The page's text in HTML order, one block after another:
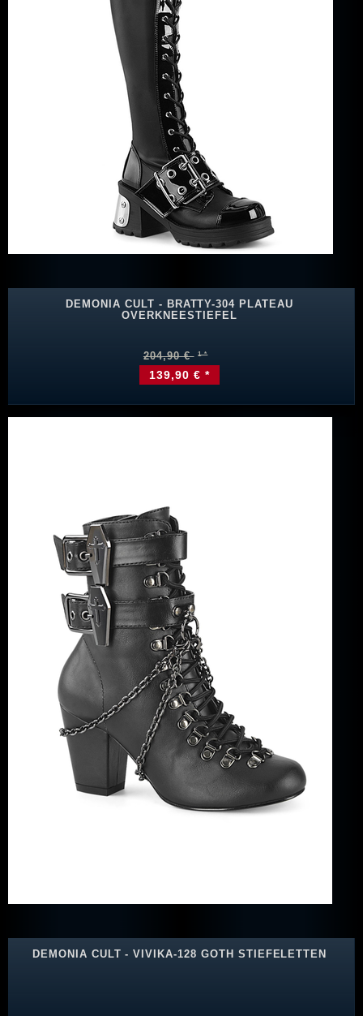
DEMONIA CULT - BRATTY-304 PLATEAU
OVERKNEESTIEFEL
204,90 €
139,90 € *
DEMONIA CULT - VIVIKA-128 GOTH STIEFELETTEN